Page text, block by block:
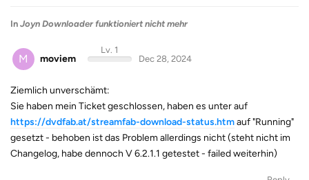
In Joyn Downloader funktioniert nicht mehr
M moviem
Lv. 1
Dec 28, 2024
Ziemlich unverschämt:
Sie haben mein Ticket geschlossen, haben es unter auf
https://dvdfab.at/streamfab-download-status.htmauf "Running"
gesetzt - behoben ist das Problem allerdings nicht (steht nicht im
Changelog, habe dennoch V 6.2.1.1 getestet - failed weiterhin)